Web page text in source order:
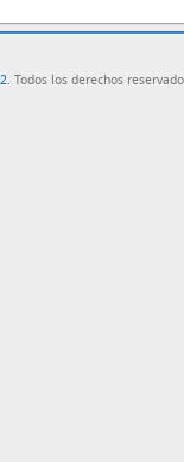
. Todos los derechos